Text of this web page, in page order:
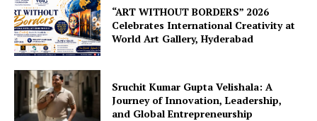
“ART WITHOUT BORDERS” 2026
Celebrates International Creativity at
World Art Gallery, Hyderabad
Sruchit Kumar Gupta Velishala: A
Journey of Innovation, Leadership,
and Global Entrepreneurship